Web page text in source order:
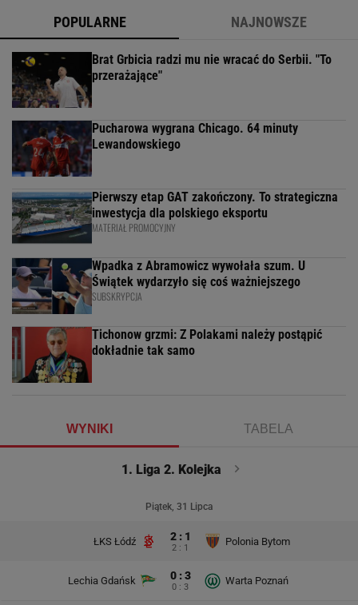
POPULARNE NAJNOWSZE
Brat Grbicia radzi mu nie wracać do Serbii. "To
przerażające"
Pucharowa wygrana Chicago. 64 minuty
Lewandowskiego
Pierwszy etap GAT zakończony. To strategiczna
inwestycja dla polskiego eksportu
MATERIAŁ PROMOCYJNY
Wpadka z Abramowicz wywołała szum. U
Świątek wydarzyło się coś ważniejszego
SUBSKRYPCJA
Tichonow grzmi: Z Polakami należy postąpić
dokładnie tak samo
WYNIKI TABELA
1. Liga 2. Kolejka
Piątek, 31 Lipca
ŁKS Łódź 2 : 1
2 : 1
Polonia Bytom
Lechia Gdańsk 0 : 3
0 : 3
Warta Poznań